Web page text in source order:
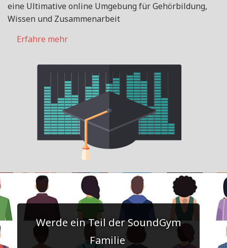
eine Ultimative online Umgebung für Gehörbildung,
Wissen und Zusammenarbeit
Erfahre mehr
Werde ein Teil der SoundGym
Familie